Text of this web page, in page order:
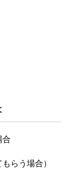
合
らう場合）